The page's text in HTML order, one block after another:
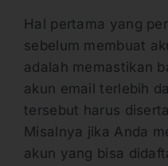
Hal pertama yang
sebelum membuat
adalah memastikan
akun email terlebih
tersebut harus
Misalnya jika Anda
akun yang bisa